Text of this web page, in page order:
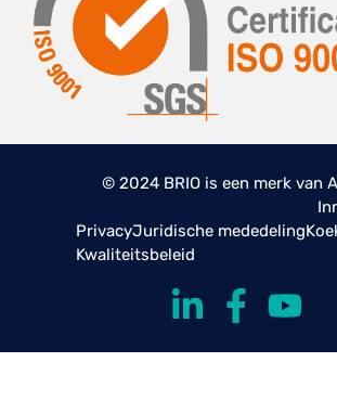
© 2024 BRIO is een merk van
PrivacyJuridische mededeling
Kwaliteitsbeleid